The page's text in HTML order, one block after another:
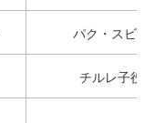
パク・スビン
チルレ子役